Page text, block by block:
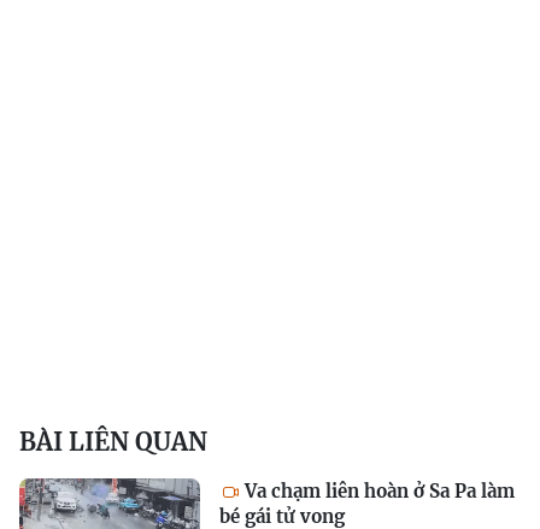
BÀI LIÊN QUAN
Va chạm liên hoàn ở Sa Pa làm
bé gái tử vong